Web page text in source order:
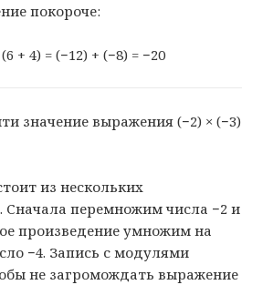
покороче:
+ 4) = (−12) + (−8) = −20
значение выражения (−2) × (−3)
из нескольких
Сначала перемножим числа −2 и
произведение умножим на
−4. Запись с модулями
не загромождать выражение